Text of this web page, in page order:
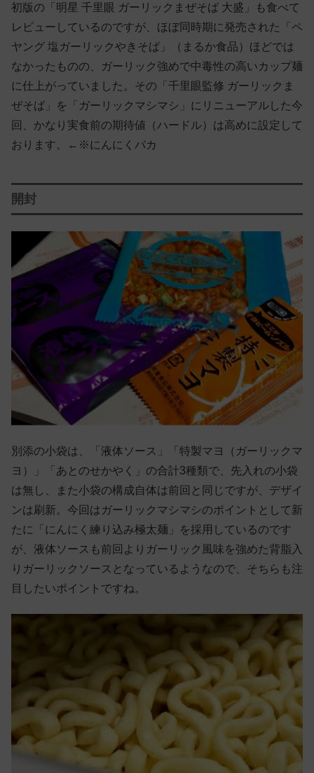
初版の「明星 千里眼 ガーリックまぜそば 大盛」も食べて
レビューしているのですが、ほぼ同時期に発売された「ペ
ヤング 塩ガーリックやきそば」（まるか食品）ほどでは
なかったものの、ガーリック強めで中毒性の高いカップ麺
に仕上がっていました。その「千里眼監修 ガーリックま
ぜそば」を「ガーリックマシマシ」にリニューアルした今
回、かなり実食前の期待値（ハードル）は高めに設定して
おります。←※にんにくバカ
開封
別添の小袋は、「液体ソース」「特製マヨ（ガーリックマ
ヨ）」「あとのせかやく」の合計3種類で、先入れの小袋
は無し、また小袋の構成自体は前回と同じですが、デザイ
ンは刷新。今回はガーリックマシマシのポイントとして新
たに「にんにく練り込み極太麺」を採用しているのです
が、液体ソースも前回よりガーリック風味を強めた背脂入
りガーリックソースとなっているようなので、そちらも注
目したいポイントですね。